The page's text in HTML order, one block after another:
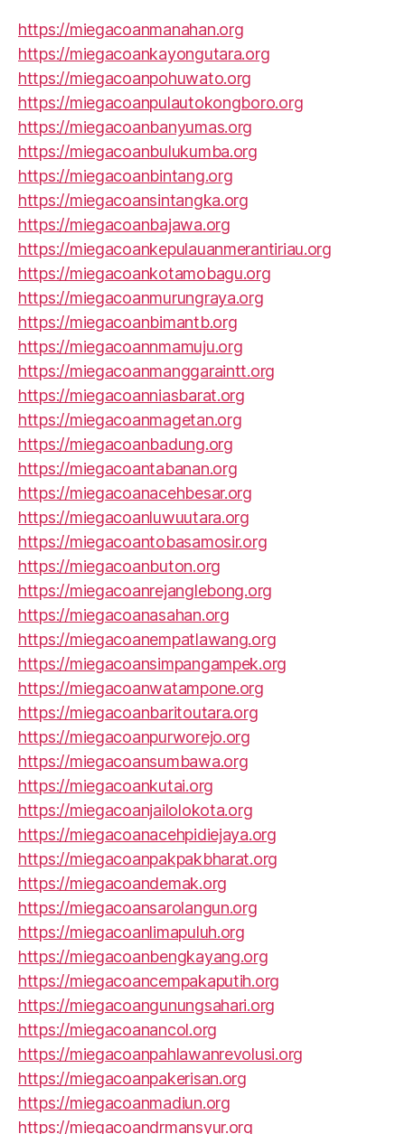
https://miegacoanmanahan.org
https://miegacoankayongutara.org
https://miegacoanpohuwato.org
https://miegacoanpulautokongboro.org
https://miegacoanbanyumas.org
https://miegacoanbulukumba.org
https://miegacoanbintang.org
https://miegacoansintangka.org
https://miegacoanbajawa.org
https://miegacoankepulauanmerantiriau.org
https://miegacoankotamobagu.org
https://miegacoanmurungraya.org
https://miegacoanbimantb.org
https://miegacoannmamuju.org
https://miegacoanmanggaraintt.org
https://miegacoanniasbarat.org
https://miegacoanmagetan.org
https://miegacoanbadung.org
https://miegacoantabanan.org
https://miegacoanacehbesar.org
https://miegacoanluwuutara.org
https://miegacoantobasamosir.org
https://miegacoanbuton.org
https://miegacoanrejanglebong.org
https://miegacoanasahan.org
https://miegacoanempatlawang.org
https://miegacoansimpangampek.org
https://miegacoanwatampone.org
https://miegacoanbaritoutara.org
https://miegacoanpurworejo.org
https://miegacoansumbawa.org
https://miegacoankutai.org
https://miegacoanjailolokota.org
https://miegacoanacehpidiejaya.org
https://miegacoanpakpakbharat.org
https://miegacoandemak.org
https://miegacoansarolangun.org
https://miegacoanlimapuluh.org
https://miegacoanbengkayang.org
https://miegacoancempakaputih.org
https://miegacoangunungsahari.org
https://miegacoanancol.org
https://miegacoanpahlawanrevolusi.org
https://miegacoanpakerisan.org
https://miegacoanmadiun.org
https://miegacoandrmansyur.org